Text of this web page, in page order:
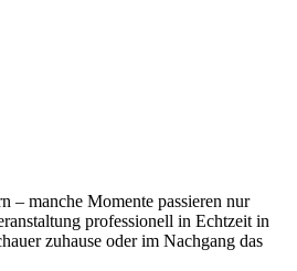
– manche Momente passieren nur
professionell in Echtzeit in
zuhause oder im Nachgang das